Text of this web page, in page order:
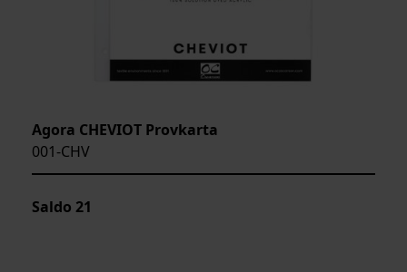
Agora CHEVIOT Provkarta
001-CHV
Saldo 21